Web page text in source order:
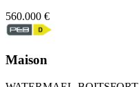
560.000 €
Maison